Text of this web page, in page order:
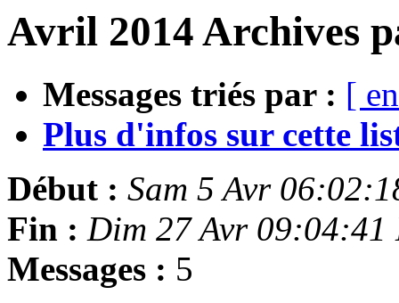
Avril 2014 Archives
Messages triés par : [
Plus d'infos sur cette
Début : Sam 5 Avr
Fin : Dim 27 Avr 09:04:41
Messages : 5